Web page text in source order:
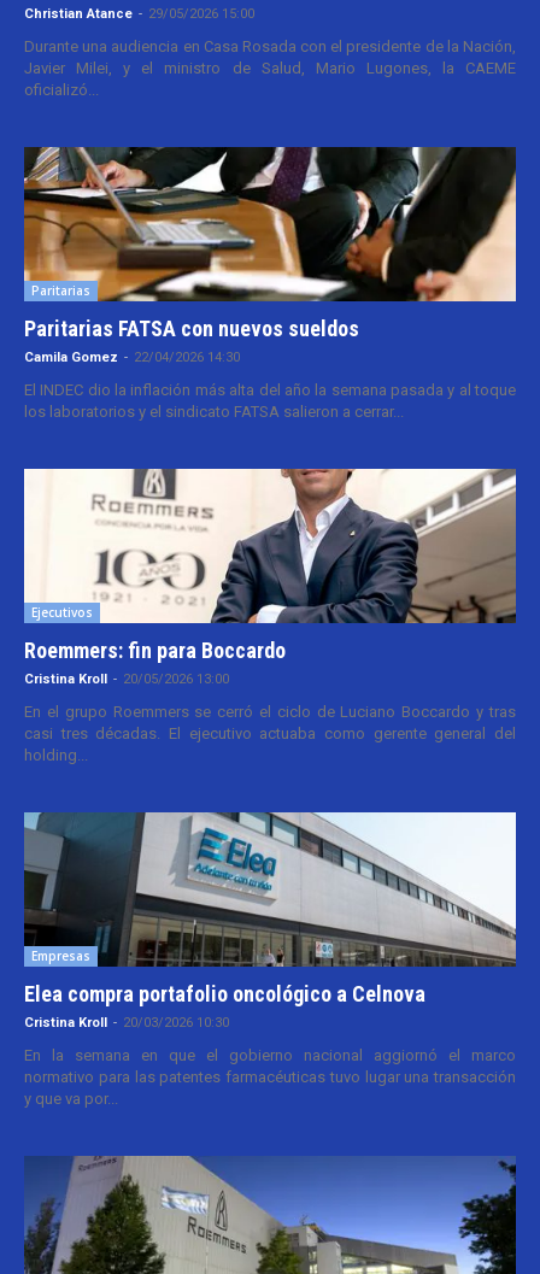
Christian Atance - 29/05/2026 15:00
Durante una audiencia en Casa Rosada con el presidente de la Nación,
Javier Milei, y el ministro de Salud, Mario Lugones, la CAEME
oficializó...
Paritarias
Paritarias FATSA con nuevos sueldos
Camila Gomez - 22/04/2026 14:30
El INDEC dio la inflación más alta del año la semana pasada y al toque
los laboratorios y el sindicato FATSA salieron a cerrar...
Ejecutivos
Roemmers: fin para Boccardo
Cristina Kroll - 20/05/2026 13:00
En el grupo Roemmers se cerró el ciclo de Luciano Boccardo y tras
casi tres décadas. El ejecutivo actuaba como gerente general del
holding...
Empresas
Elea compra portafolio oncológico a Celnova
Cristina Kroll - 20/03/2026 10:30
En la semana en que el gobierno nacional aggiornó el marco
normativo para las patentes farmacéuticas tuvo lugar una transacción
y que va por...